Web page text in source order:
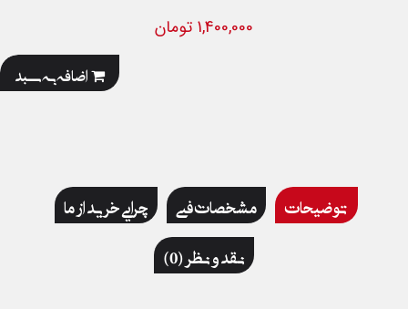
1,400,000 تومان
اضافه به سبد
توضیحات مشخصات فنی
چرایی خرید از ما
نقد و نظر (0)